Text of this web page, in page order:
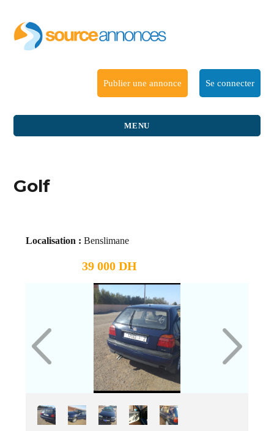
Publier une annonce Se connecter
MENU
Golf
Localisation : Benslimane
39 000 DH